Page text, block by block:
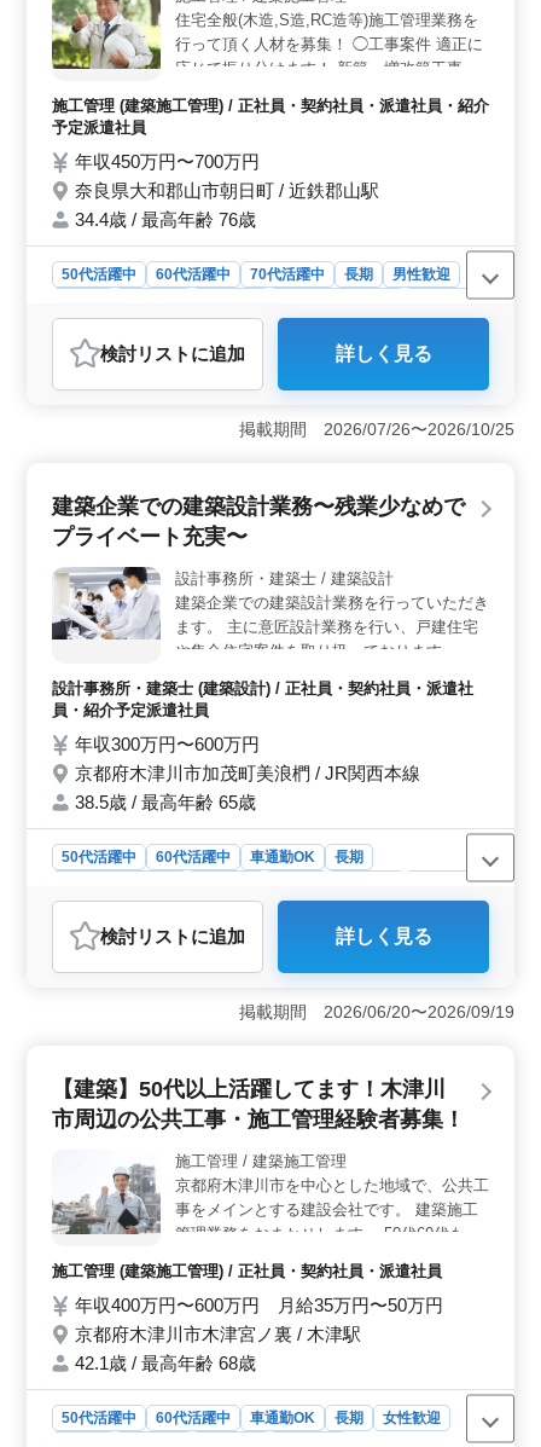
す。 ＜会社の特徴＞ 同店舗の平均年齢は45.9歳
で、男性8：女性2の比率で構成されています。禁煙環境
で清潔な職場での労働が期待されます。自動車販売整備
様に安心・安全な車を提供し、一緒に働く仲間と共に成
長できる環境が整っています。
住宅全般(木造,S造,RC造等)施工管理業務を
行って頂く人材を募集！ ◯工事案件 適正に
応じて振り分けます！ 新築・増改築工事 住
宅全般(木造,S造,RC造等) 〈仕事内容〉 ・施
工管理(品質、安全、工程) ・各種書類作成
注、指導などの業務 ・職人手配、協力業者
打ち合わせ ・その他工事に関する付随業務
基本的に奈良県を中心に就業場所を定めてい
くださいませ。 ・土日休み。他GWや年末年
始休暇など ・交通費全額支給、マイカー通
施工管理 (建築施工管理) / 正社員・契約社員・派遣社員・紹介
予定派遣社員
年収450万円〜700万円
奈良県大和郡山市朝日町 / 近鉄郡山駅
34.4歳 / 最高年齢 76歳
50代活躍中 60代活躍中 70代活躍中 長期
男性歓迎
施工管理
おすすめポイント
＜中高年活躍中＞ 中高年の方々が積極的に活躍する環
境であり、週休2日の働き方が可能です。経験豊富な方や
ワークライフバランスを重視する方にとって魅力的で
す。 ＜魅力的な給与制度＞ 業務に応じて、450万円
実＞ 健康保険、厚生年金、雇用保険、労災保険などの
充実した福利厚生が提供されています。安心して働くこ
検討リスト に追加 詳しく見る
掲載期間 2026/07/26〜2026/10/25
建築企業での建築設計業務〜残業少なめで
プライベート充実〜
設計事務所・建築士 / 建築設計
建築企業での建築設計業務を行っていただき
ます。 主に意匠設計業務を行い、戸建住宅
や集合住宅案件を取り扱っております。
【業務内容】 ・施主打ち合わせ、現地調
査、プランニング ・基本設計、実施設計、
積算 ・確認申請、各種書類作成、施工会社
選定、設計監理 等 ・CAD操作あり ◯備考
＊作業着支給 ＊交通費全額支給、マイカー
通勤OK ＊残業少なめでプライベート充実
設計事務所・建築士 (建築設計) / 正社員・契約社員・派遣社
員・紹介予定派遣社員
年収300万円〜600万円
京都府木津川市加茂町美浪椚 / JR関西本線
38.5歳 / 最高年齢 65歳
50代活躍中 60代活躍中 車通勤OK
長期
派遣社員
設計事務所・建築士
おすすめポイント
＜建築企業の魅力＞ 建築企業での建築設計業務を担当
します。主に意匠設計業務に携わり、戸建住宅や集合住
宅案件を手がけます。施主との打ち合わせから設計監理
ムーズに取り組むことができます。 ＜働きやすい環
境＞ 京都府木津川市加茂町美浪椚に拠点を置き、JR関
額支給されます。残業が少なめであり、プライベートの
時間を充実させながら業務に取り組むことができま
す。 ＜経験者の活躍＞ 経験豊富な方々のご応募を
期待しています。一級建築士やCAD経験者は条件面で優
係なく経験者を歓迎します。アットホームな雰囲気の中
で、チーム全体での協力体制が整っています。
検討リスト に追加 詳しく見る
掲載期間 2026/06/20〜2026/09/19
【建築】50代以上活躍してます！木津川
市周辺の公共工事・施工管理経験者募集！
施工管理 / 建築施工管理
京都府木津川市を中心とした地域で、公共工
事をメインとする建設会社です。 建築施工
管理業務をおまかせします。 50代60代も積
極採用中。 〜案件〜 建築工事（公共工事が
メイン） 〜仕事内容〜 ・建築施工管理(現場
代理人、現場監督) ・施工管理、積算、書類
作成、施工図修正程度 等 ・発注者との打ち
合わせ、近隣住民対応、社内会議 等 〜求人
50代以上の新規採用実績有り！ ・年齢では
なく経験重視◎ ベテランの力を必要として
施工管理 (建築施工管理) / 正社員・契約社員・派遣社員
年収400万円〜600万円 月給35万円〜50万円
京都府木津川市木津宮ノ裏 / 木津駅
42.1歳 / 最高年齢 68歳
50代活躍中 60代活躍中 車通勤OK 長期
女性歓迎